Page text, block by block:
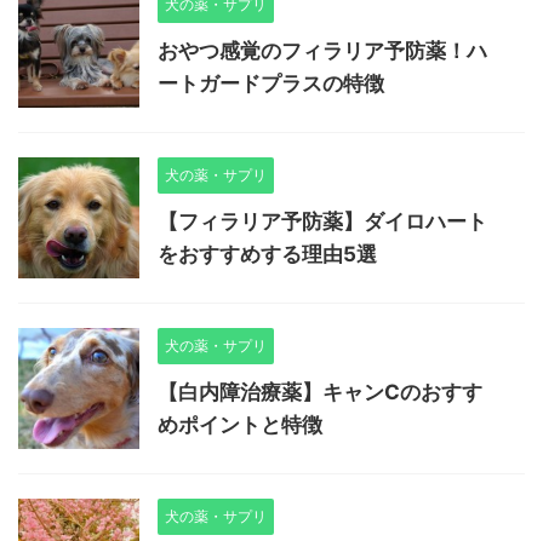
犬の薬・サプリ
おやつ感覚のフィラリア予防薬！ハ
ートガードプラスの特徴
犬の薬・サプリ
【フィラリア予防薬】ダイロハート
をおすすめする理由5選
犬の薬・サプリ
【白内障治療薬】キャンCのおすす
めポイントと特徴
犬の薬・サプリ